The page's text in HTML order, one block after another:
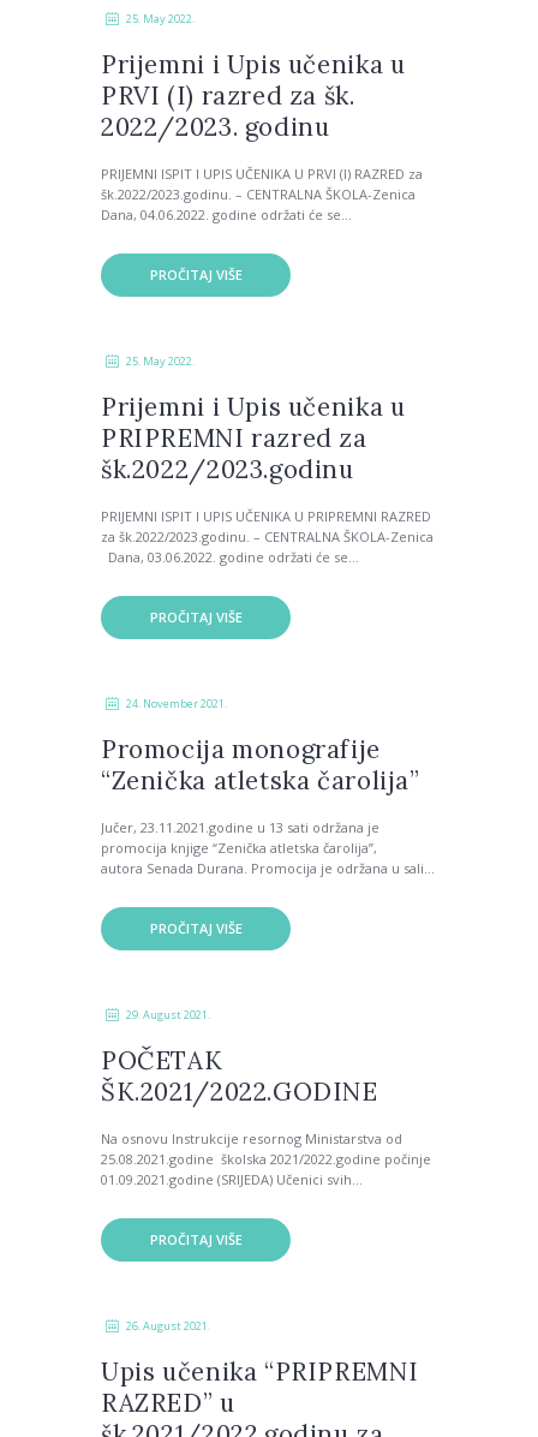
25. May 2022.
Prijemni i Upis učenika u
PRVI (I) razred za šk.
2022/2023. godinu
PRIJEMNI ISPIT I UPIS UČENIKA U PRVI (I) RAZRED za
šk.2022/2023.godinu. – CENTRALNA ŠKOLA-Zenica
Dana, 04.06.2022. godine održati će se...
PROČITAJ VIŠE
25. May 2022.
Prijemni i Upis učenika u
PRIPREMNI razred za
šk.2022/2023.godinu
PRIJEMNI ISPIT I UPIS UČENIKA U PRIPREMNI RAZRED
za šk.2022/2023.godinu. – CENTRALNA ŠKOLA-Zenica
Dana, 03.06.2022. godine održati će se...
PROČITAJ VIŠE
24. November 2021.
Promocija monografije
“Zenička atletska čarolija”
Jučer, 23.11.2021.godine u 13 sati održana je
promocija knjige “Zenička atletska čarolija”,
autora Senada Durana. Promocija je održana u sali...
PROČITAJ VIŠE
29. August 2021.
POČETAK
ŠK.2021/2022.GODINE
Na osnovu Instrukcije resornog Ministarstva od
25.08.2021.godine školska 2021/2022.godine počinje
01.09.2021.godine (SRIJEDA) Učenici svih...
PROČITAJ VIŠE
26. August 2021.
Upis učenika “PRIPREMNI
RAZRED” u